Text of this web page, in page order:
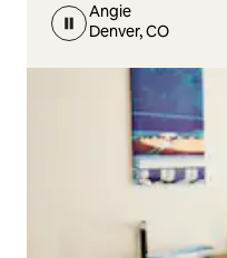
Angie
Denver, CO